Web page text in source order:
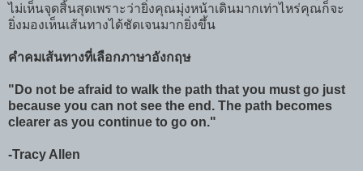
ไม่เห็นจุดสิ้นสุดเพราะว่ายิ่งคุณมุ่งหน้าเดินมากเท่าไหร่คุณก็จะ
ยิ่งมองเห็นเส้นทางได้ชัดเจนมากยิ่งขึ้น
คำคมเส้นทางที่เลือกภาษาอังกฤษ
"Do not be afraid to walk the path that you must go just
because you can not see the end. The path becomes
clearer as you continue to go on."
-Tracy Allen